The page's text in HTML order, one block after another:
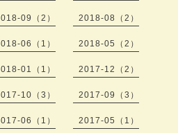
09（2） 2018-08（2）
06（1） 2018-05（2）
01（1） 2017-12（2）
10（3） 2017-09（3）
06（1） 2017-05（1）